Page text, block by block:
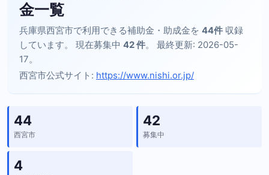
金一覧
兵庫県西宮市で利用できる補助金・助成金を 44件 収録
しています。 現在募集中 42 件。 最終更新: 2026-05-
17。
西宮市公式サイト: https://www.nishi.or.jp/
44
西宮市
42
募集中
4